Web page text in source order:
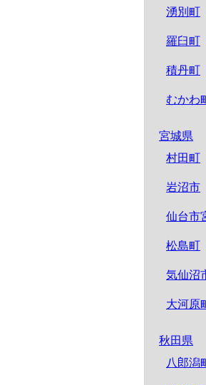
湧別町
羅臼町
積丹町
むかわ
宮城県
村田町
岩沼市
仙台市
松島町
気仙沼
大河原
秋田県
八郎潟